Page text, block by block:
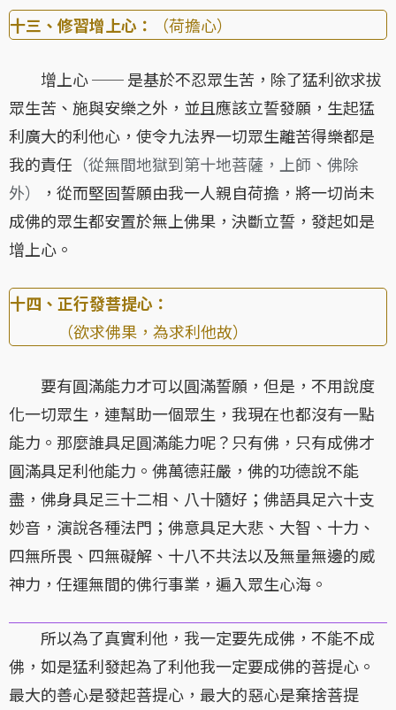
十三、修習增上心： （荷擔心）
增上心 ── 是基於不忍眾生苦，除了猛利欲求拔
眾生苦、施與安樂之外，並且應該立誓發願，生起猛
利廣大的利他心，使令九法界一切眾生離苦得樂都是
我的責任 （從無間地獄到第十地菩薩，上師、佛除
外）
，從而堅固誓願由我一人親自荷擔，將一切尚未
成佛的眾生都安置於無上佛果，決斷立誓，發起如是
增上心。
十四、正行發菩提心：
（欲求佛果，為求利他故）
要有圓滿能力才可以圓滿誓願，但是，不用說度
化一切眾生，連幫助一個眾生，我現在也都沒有一點
能力。那麼誰具足圓滿能力呢？只有佛，只有成佛才
圓滿具足利他能力。佛萬德莊嚴，佛的功德說不能
盡，佛身具足三十二相、八十隨好；佛語具足六十支
妙音，演說各種法門；佛意具足大悲、大智、十力、
四無所畏、四無礙解、十八不共法以及無量無邊的威
神力，任運無間的佛行事業，遍入眾生心海。
所以為了真實利他，我一定要先成佛，不能不成
佛，如是猛利發起為了利他我一定要成佛的菩提心。
最大的善心是發起菩提心，最大的惡心是棄捨菩提